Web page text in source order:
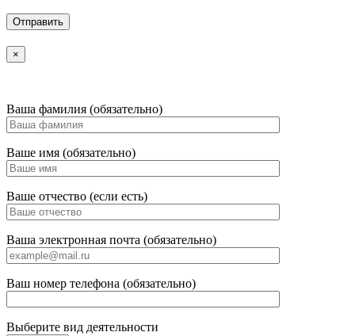
×
Ваша фамилия (обязательно)
Ваше имя (обязательно)
Ваше отчество (если есть)
Ваша электронная почта (обязательно)
Ваш номер телефона (обязательно)
Выберите вид деятельности